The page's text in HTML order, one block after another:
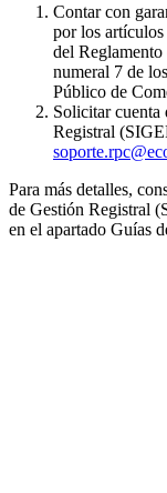
Contar con
por los
del
numeral 7 de
Público de
Solicitar cuenta
Registral
Para más detalles,
de Gestión Registral
en el apartado Guías